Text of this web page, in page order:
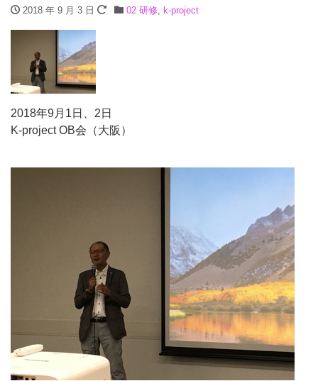
2018 年 9 月 3 日 02 研修, k-project
2018年9月1日、2日
K-project OB会（大阪）